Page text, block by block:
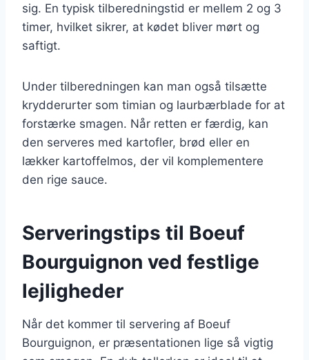
sig. En typisk tilberedningstid er mellem 2 og 3
timer, hvilket sikrer, at kødet bliver mørt og
saftigt.
Under tilberedningen kan man også tilsætte
krydderurter som timian og laurbærblade for at
forstærke smagen. Når retten er færdig, kan
den serveres med kartofler, brød eller en
lækker kartoffelmos, der vil komplementere
den rige sauce.
Serveringstips til Boeuf
Bourguignon ved festlige
lejligheder
Når det kommer til servering af Boeuf
Bourguignon, er præsentationen lige så vigtig